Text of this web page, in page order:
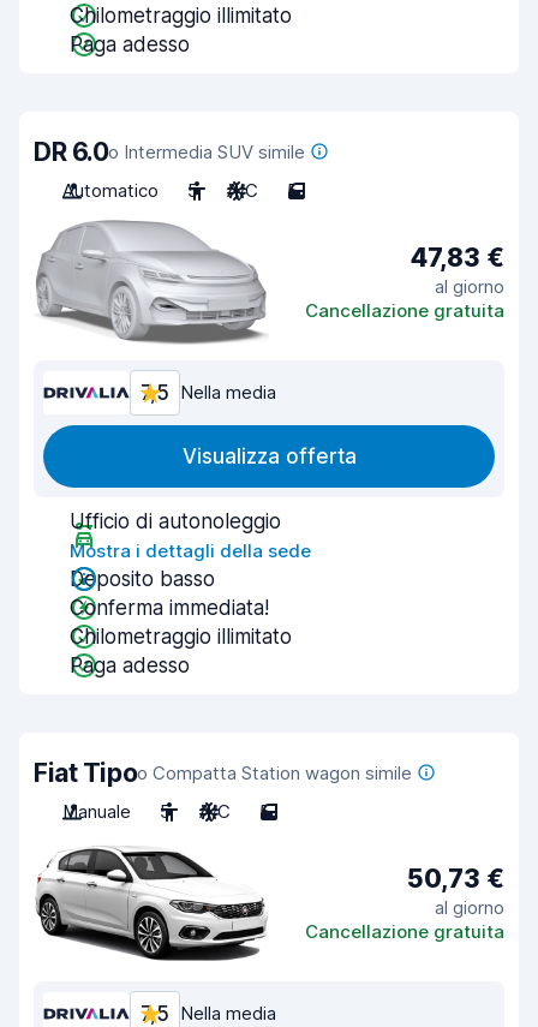
Chilometraggio illimitato
Paga adesso
DR 6.0o Intermedia SUV simile
Automatico
5 A/C 5
47,83 €
al giorno
Cancellazione gratuita
7,5 Nella media
Visualizza offerta
Ufficio di autonoleggio
Mostra i dettagli della sede
Deposito basso
Conferma immediata!
Chilometraggio illimitato
Paga adesso
Fiat Tipoo Compatta Station wagon simile
Manuale
5 A/C 5
50,73 €
al giorno
Cancellazione gratuita
7,5 Nella media